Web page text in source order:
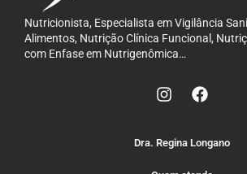
Nutricionista, Especialista em Vigilância
Alimentos, Nutrição Clínica Funcional,
com Enfase em Nutrigenômica…
Dra. Regina Longano